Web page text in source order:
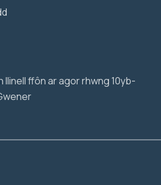
llinell ffôn ar agor rhwng 10yb-